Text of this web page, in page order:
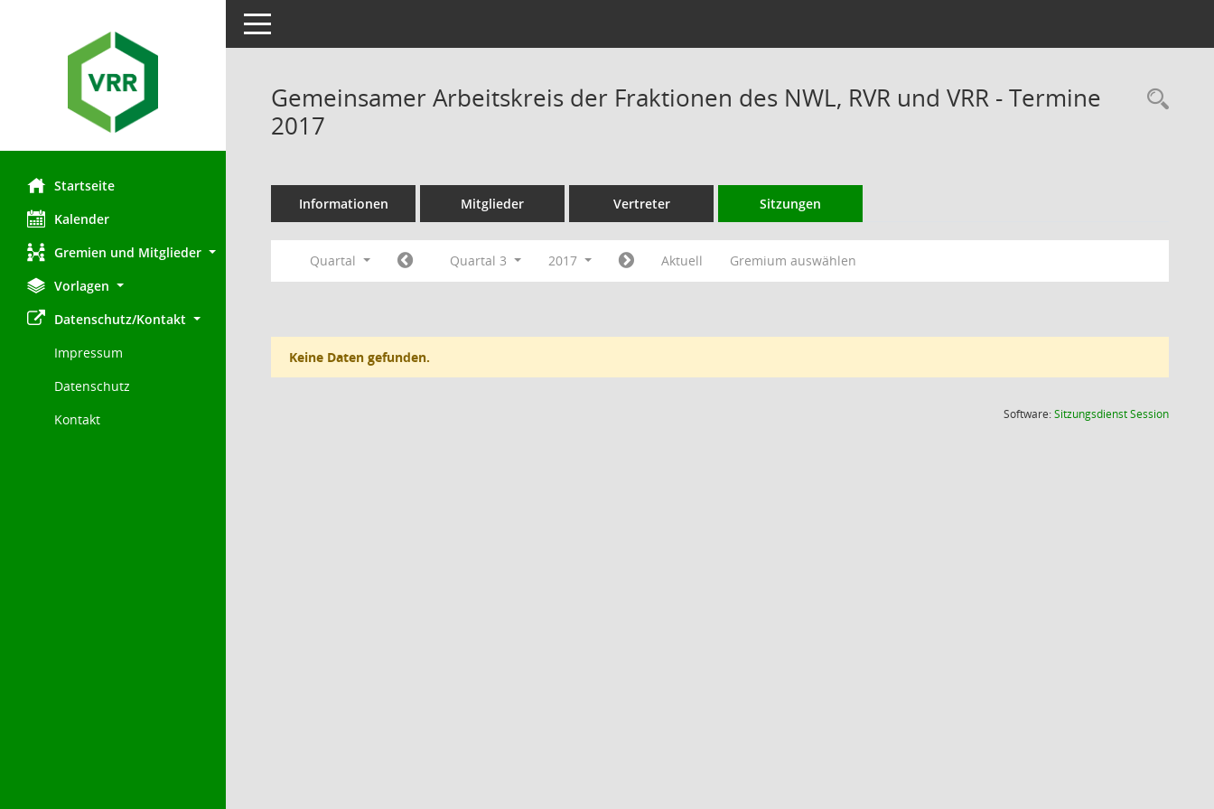
Startseite
Kalender
Gremien und Mitglieder
Vorlagen
Datenschutz/Kontakt
Impressum
Datenschutz
Kontakt
Toggle navigation
Gemeinsamer Arbeitskreis der Fraktionen des NWL, RVR und VRR - Termine
2017
Informationen Mitglieder Vertreter Sitzungen
Quartal Quartal 3 2017 Aktuell Gremium auswählen
Keine Daten gefunden.
Software:SitzungsdienstSession(Wird in